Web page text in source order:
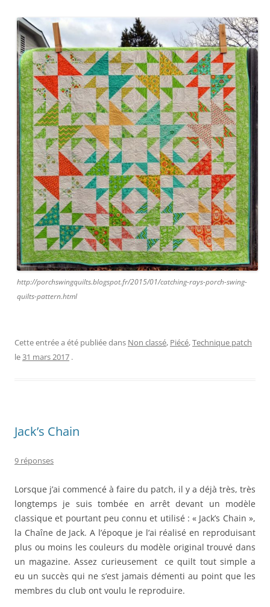
http://porchswingquilts.blogspot.fr/2015/01/catching-rays-porch-swing-
quilts-pattern.html
Cette entrée a été publiée dans Non classé, Piécé,Technique patch
le31 mars 2017 .
Jack’s Chain
9 réponses
Lorsque j’ai commencé à faire du patch, il y a déjà très, très
longtemps je suis tombée en arrêt devant un modèle
classique et pourtant peu connu et utilisé : « Jack’s Chain »,
la Chaîne de Jack. A l’époque je l’ai réalisé en reproduisant
plus ou moins les couleurs du modèle original trouvé dans
un magazine. Assez curieusement ce quilt tout simple a
eu un succès qui ne s’est jamais démenti au point que les
membres du club ont voulu le reproduire.